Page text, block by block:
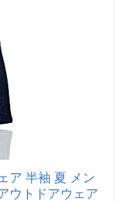
ア 半袖 夏 メン
ウトドアウェア